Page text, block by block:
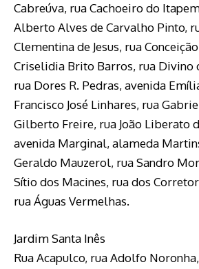
Cabreúva, rua Cachoeiro do
Alberto Alves de Carvalho Pinto,
Clementina de Jesus, rua
Criselidia Brito Barros, rua Divino
rua Dores R. Pedras, avenida
Francisco José Linhares, rua
Gilberto Freire, rua João Liberato
avenida Marginal, alameda
Geraldo Mauzerol, rua Sandro
Sítio dos Macines, rua dos
rua Águas Vermelhas.
Jardim Santa Inês
Rua Acapulco, rua Adolfo